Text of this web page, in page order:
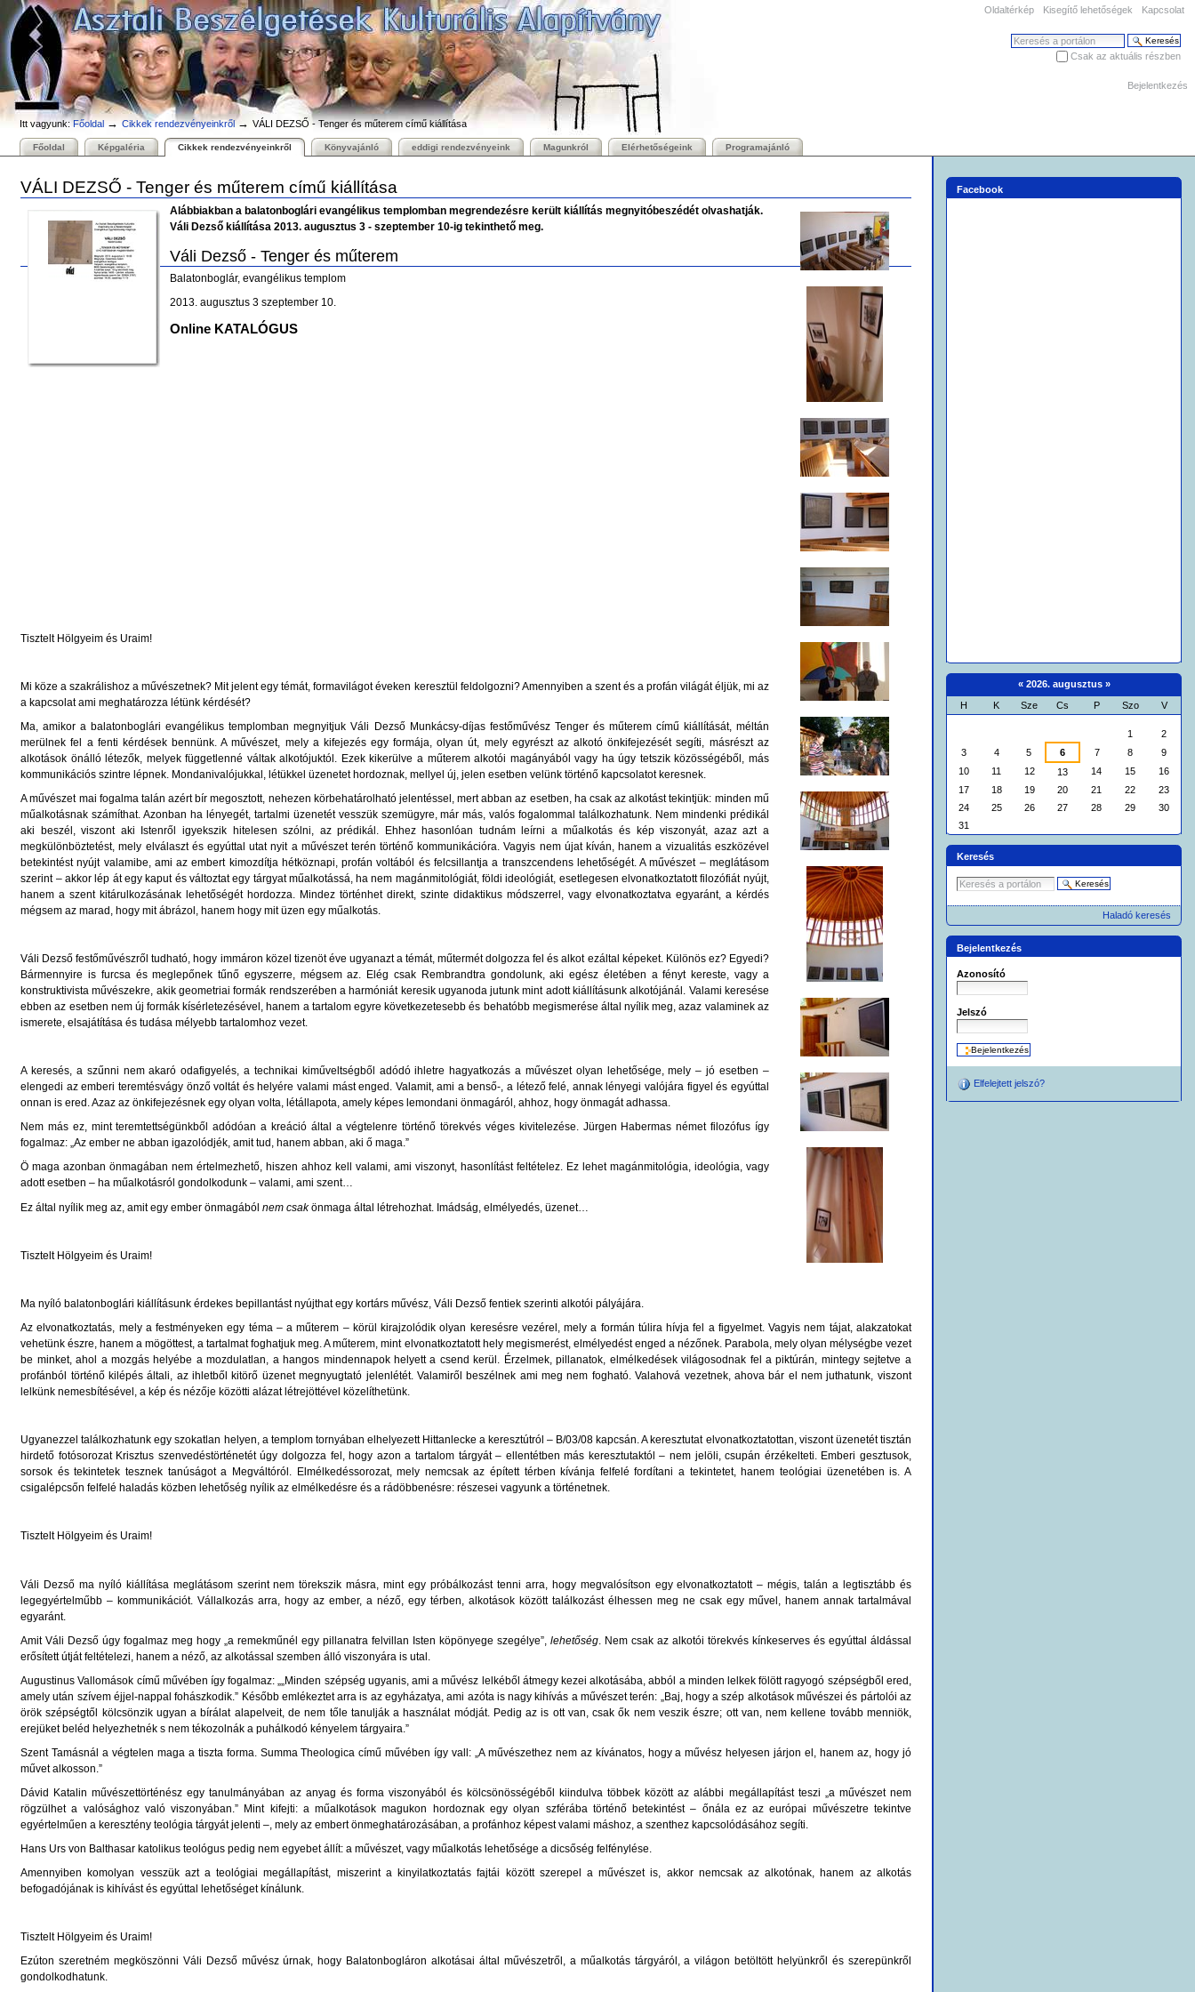
Tovább
tartalomhoz
Ugrás
navigációhoz
Oldaltérkép Kisegítő lehetőségek Kapcsolat
Keresés
Csak az aktuális részben
Személyes
eszközök
Bejelentkezés
Itt vagyunk: Főoldal →Cikkek rendezvényeinkről →VÁLI DEZSŐ - Tenger és műterem című kiállítása
Bekezdések
Főoldal Képgaléria Cikkek rendezvényeinkről Könyvajánló eddigi rendezvényeink Magunkról Elérhetőségeink Programajánló
VÁLI DEZSŐ - Tenger és műterem című kiállítása
Alábbiakban a balatonboglári evangélikus templomban megrendezésre került kiállítás megnyitóbeszédét olvashatják.
Váli Dezső kiállítása 2013. augusztus 3 - szeptember 10-ig tekinthető meg.
Váli Dezső - Tenger és műterem
Balatonboglár, evangélikus templom
2013. augusztus 3 szeptember 10.
Online KATALÓGUS
Tisztelt Hölgyeim és Uraim!
Mi köze a szakrálishoz a művészetnek? Mit jelent egy témát, formavilágot éveken keresztül feldolgozni? Amennyiben a szent és a profán világát éljük, mi az
a kapcsolat ami meghatározza létünk kérdését?
Ma, amikor a balatonboglári evangélikus templomban megnyitjuk Váli Dezső Munkácsy-díjas festőművész Tenger és műterem című kiállítását, méltán
merülnek fel a fenti kérdések bennünk. A művészet, mely a kifejezés egy formája, olyan út, mely egyrészt az alkotó önkifejezését segíti, másrészt az
alkotások önálló létezők, melyek függetlenné váltak alkotójuktól. Ezek kikerülve a műterem alkotói magányából vagy ha úgy tetszik közösségéből, más
kommunikációs szintre lépnek. Mondanivalójukkal, létükkel üzenetet hordoznak, mellyel új, jelen esetben velünk történő kapcsolatot keresnek.
A művészet mai fogalma talán azért bír megosztott, nehezen körbehatárolható jelentéssel, mert abban az esetben, ha csak az alkotást tekintjük: minden mű
műalkotásnak számíthat. Azonban ha lényegét, tartalmi üzenetét vesszük szemügyre, már más, valós fogalommal találkozhatunk. Nem mindenki prédikál
aki beszél, viszont aki Istenről igyekszik hitelesen szólni, az prédikál. Ehhez hasonlóan tudnám leírni a műalkotás és kép viszonyát, azaz azt a
megkülönböztetést, mely elválaszt és egyúttal utat nyit a művészet terén történő kommunikációra. Vagyis nem újat kíván, hanem a vizualitás eszközével
betekintést nyújt valamibe, ami az embert kimozdítja hétköznapi, profán voltából és felcsillantja a transzcendens lehetőségét. A művészet – meglátásom
szerint – akkor lép át egy kaput és változtat egy tárgyat műalkotássá, ha nem magánmitológiát, földi ideológiát, esetlegesen elvonatkoztatott filozófiát nyújt,
hanem a szent kitárulkozásának lehetőségét hordozza. Mindez történhet direkt, szinte didaktikus módszerrel, vagy elvonatkoztatva egyaránt, a kérdés
mégsem az marad, hogy mit ábrázol, hanem hogy mit üzen egy műalkotás.
Váli Dezső festőművészről tudható, hogy immáron közel tizenöt éve ugyanazt a témát, műtermét dolgozza fel és alkot ezáltal képeket. Különös ez? Egyedi?
Bármennyire is furcsa és meglepőnek tűnő egyszerre, mégsem az. Elég csak Rembrandtra gondolunk, aki egész életében a fényt kereste, vagy a
konstruktivista művészekre, akik geometriai formák rendszerében a harmóniát keresik ugyanoda jutunk mint adott kiállításunk alkotójánál. Valami keresése
ebben az esetben nem új formák kísérletezésével, hanem a tartalom egyre következetesebb és behatóbb megismerése által nyílik meg, azaz valaminek az
ismerete, elsajátítása és tudása mélyebb tartalomhoz vezet.
A keresés, a szűnni nem akaró odafigyelés, a technikai kiműveltségből adódó ihletre hagyatkozás a művészet olyan lehetősége, mely – jó esetben –
elengedi az emberi teremtésvágy önző voltát és helyére valami mást enged. Valamit, ami a benső-, a létező felé, annak lényegi valójára figyel és egyúttal
onnan is ered. Azaz az önkifejezésnek egy olyan volta, létállapota, amely képes lemondani önmagáról, ahhoz, hogy önmagát adhassa.
Nem más ez, mint teremtettségünkből adódóan a kreáció által a végtelenre történő törekvés véges kivitelezése. Jürgen Habermas német filozófus így
fogalmaz: „Az ember ne abban igazolódjék, amit tud, hanem abban, aki ő maga.”
Ö maga azonban önmagában nem értelmezhető, hiszen ahhoz kell valami, ami viszonyt, hasonlítást feltételez. Ez lehet magánmitológia, ideológia, vagy
adott esetben – ha műalkotásról gondolkodunk – valami, ami szent…
Ez által nyílik meg az, amit egy ember önmagábólnem csakönmaga által létrehozhat. Imádság, elmélyedés, üzenet…
Tisztelt Hölgyeim és Uraim!
Ma nyíló balatonboglári kiállításunk érdekes bepillantást nyújthat egy kortárs művész, Váli Dezső fentiek szerinti alkotói pályájára.
Az elvonatkoztatás, mely a festményeken egy téma – a műterem – körül kirajzolódik olyan keresésre vezérel, mely a formán túlira hívja fel a figyelmet. Vagyis nem tájat, alakzatokat
vehetünk észre, hanem a mögöttest, a tartalmat foghatjuk meg. A műterem, mint elvonatkoztatott hely megismerést, elmélyedést enged a nézőnek. Parabola, mely olyan mélységbe vezet
be minket, ahol a mozgás helyébe a mozdulatlan, a hangos mindennapok helyett a csend kerül. Érzelmek, pillanatok, elmélkedések világosodnak fel a piktúrán, mintegy sejtetve a
profánból történő kilépés általi, az ihletből kitörő üzenet megnyugtató jelenlétét. Valamiről beszélnek ami meg nem fogható. Valahová vezetnek, ahova bár el nem juthatunk, viszont
lelkünk nemesbítésével, a kép és nézője közötti alázat létrejöttével közelíthetünk.
Ugyanezzel találkozhatunk egy szokatlan helyen, a templom tornyában elhelyezett Hittanlecke a keresztútról – B/03/08 kapcsán. A keresztutat elvonatkoztatottan, viszont üzenetét tisztán
hirdető fotósorozat Krisztus szenvedéstörténetét úgy dolgozza fel, hogy azon a tartalom tárgyát – ellentétben más keresztutaktól – nem jelöli, csupán érzékelteti. Emberi gesztusok,
sorsok és tekintetek tesznek tanúságot a Megváltóról. Elmélkedéssorozat, mely nemcsak az épített térben kívánja felfelé fordítani a tekintetet, hanem teológiai üzenetében is. A
csigalépcsőn felfelé haladás közben lehetőség nyílik az elmélkedésre és a rádöbbenésre: részesei vagyunk a történetnek.
Tisztelt Hölgyeim és Uraim!
Váli Dezső ma nyíló kiállítása meglátásom szerint nem törekszik másra, mint egy próbálkozást tenni arra, hogy megvalósítson egy elvonatkoztatott – mégis, talán a legtisztább és
legegyértelműbb – kommunikációt. Vállalkozás arra, hogy az ember, a néző, egy térben, alkotások között találkozást élhessen meg ne csak egy művel, hanem annak tartalmával
egyaránt.
Amit Váli Dezső úgy fogalmaz meg hogy „a remekműnél egy pillanatra felvillan Isten köpönyege szegélye”, lehetőség. Nem csak az alkotói törekvés kínkeserves és egyúttal áldással
erősített útját feltételezi, hanem a néző, az alkotással szemben álló viszonyára is utal.
Augustinus Vallomások című művében így fogalmaz: „„Minden szépség ugyanis, ami a művész lelkéből átmegy kezei alkotásába, abból a minden lelkek fölött ragyogó szépségből ered,
amely után szívem éjjel-nappal fohászkodik.” Később emlékeztet arra is az egyházatya, ami azóta is nagy kihívás a művészet terén: „Baj, hogy a szép alkotások művészei és pártolói az
örök szépségtől kölcsönzik ugyan a bírálat alapelveit, de nem tőle tanulják a használat módját. Pedig az is ott van, csak ők nem veszik észre; ott van, nem kellene tovább menniök,
erejüket beléd helyezhetnék s nem tékozolnák a puhálkodó kényelem tárgyaira.”
Szent Tamásnál a végtelen maga a tiszta forma. Summa Theologica című művében így vall: „A művészethez nem az kívánatos, hogy a művész helyesen járjon el, hanem az, hogy jó
művet alkosson.”
Dávid Katalin művészettörténész egy tanulmányában az anyag és forma viszonyából és kölcsönösségéből kiindulva többek között az alábbi megállapítást teszi „a művészet nem
rögzülhet a valósághoz való viszonyában.” Mint kifejti: a műalkotások magukon hordoznak egy olyan szférába történő betekintést – őnála ez az európai művészetre tekintve
egyértelműen a keresztény teológia tárgyát jelenti –, mely az embert önmeghatározásában, a profánhoz képest valami máshoz, a szenthez kapcsolódásához segíti.
Hans Urs von Balthasar katolikus teológus pedig nem egyebet állít: a művészet, vagy műalkotás lehetősége a dicsőség felfénylése.
Amennyiben komolyan vesszük azt a teológiai megállapítást, miszerint a kinyilatkoztatás fajtái között szerepel a művészet is, akkor nemcsak az alkotónak, hanem az alkotás
befogadójának is kihívást és egyúttal lehetőséget kínálunk.
Tisztelt Hölgyeim és Uraim!
Ezúton szeretném megköszönni Váli Dezső művész úrnak, hogy Balatonbogláron alkotásai által művészetről, a műalkotás tárgyáról, a világon betöltött helyünkről és szerepünkről
gondolkodhatunk.
Facebook
«2026. augusztus »
H K Sze Cs P Szo V
1
2
3
4 5 6 7 8
9
10
11 12 13 14 15
16
17
18 19 20 21 22
23
24
25 26 27 28 29
30
31
Keresés
Haladó keresés
Bejelentkezés
Azonosító
Jelszó
Elfelejtett jelszó?